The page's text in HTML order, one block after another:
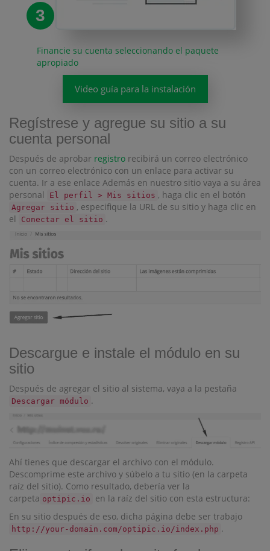
3
Financie su cuenta seleccionando el paquete
apropiado
Video guía para la instalación
Regístrese y agregue su sitio a su
cuenta personal
Después de aprobar registro recibirá un correo electrónico
con un correo electrónico con un enlace para activar su
cuenta. Ir a ese enlace Además en nuestro sitio vaya a su área
personal
El perfil > Mis sitios , haga clic en el botón
Agregar sitio , especifique la URL de su sitio y haga clic en
el
Conectar el sitio .
Descargue e instale el módulo en su
sitio
Después de agregar el sitio al sistema, vaya a la pestaña
Descargar módulo .
Ahí tienes que descargar el archivo con el módulo.
Descomprime este archivo y súbelo a tu sitio (en la carpeta
raíz del sitio). Como resultado, debería ver la
carpeta optipic.io
en la raíz del sitio con esta estructura:
En su sitio después de eso, dicha página debe ser trabajo
http://your-domain.com/optipic.io/index.php .